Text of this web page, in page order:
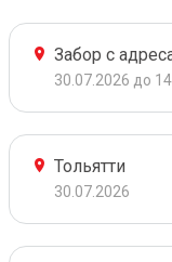
Забор с
30.07.2026 до
Тольятти
30.07.2026